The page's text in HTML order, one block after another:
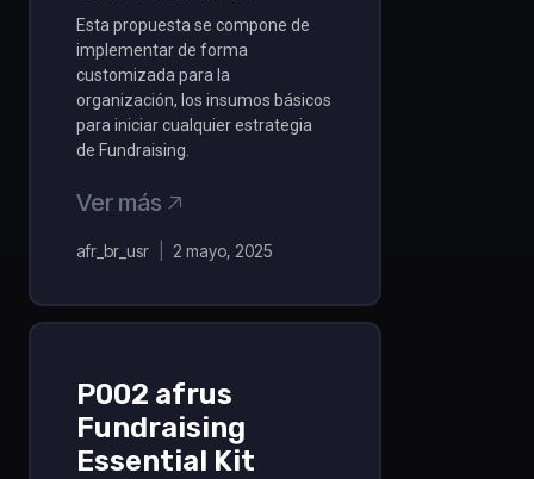
Esta propuesta se compone de
implementar de forma
customizada para la
organización, los insumos básicos
para iniciar cualquier estrategia
de Fundraising.
Ver más 🡥
afr_br_usr 2 mayo, 2025
P002 afrus
Fundraising
Essential Kit